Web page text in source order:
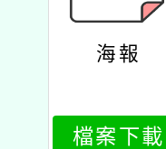
海報
檔案下載